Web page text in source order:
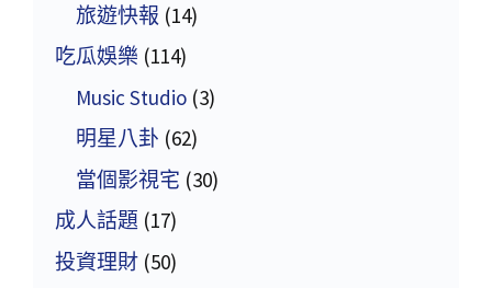
旅遊快報 (14)
吃瓜娛樂 (114)
Music Studio (3)
明星八卦 (62)
當個影視宅 (30)
成人話題 (17)
投資理財 (50)